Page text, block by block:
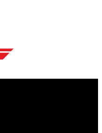
We use cookies to personalize
your use of our site with our social